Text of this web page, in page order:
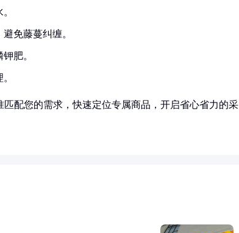
免藤蔓纠缠。
肥。
配您的需求，快速定位专属商品，开启省心省力的采